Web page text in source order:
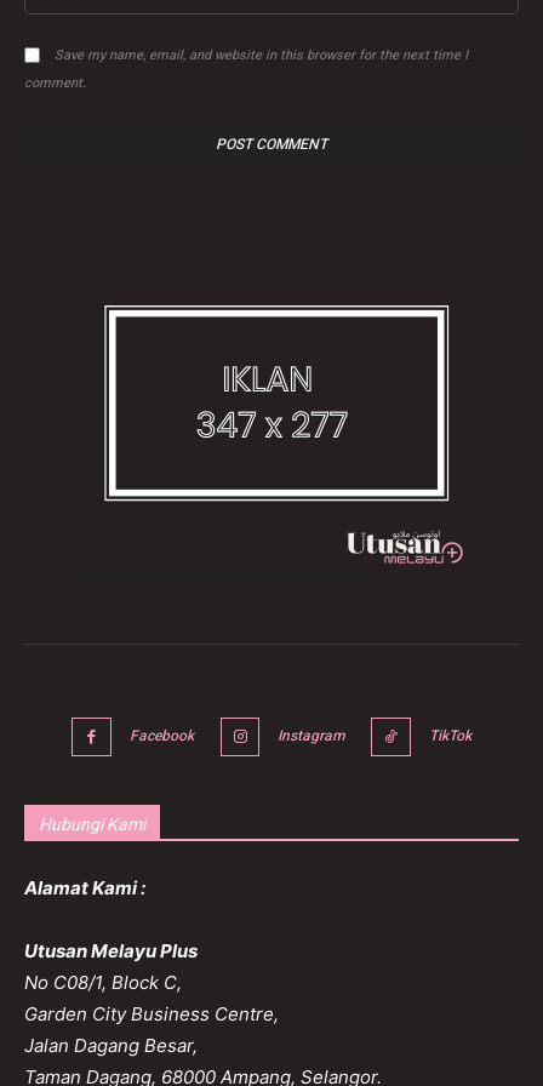
Save my name, email, and website in this browser for the next time I
comment.
Facebook Instagram TikTok
Hubungi Kami
Alamat Kami :
Utusan Melayu Plus
No C08/1, Block C,
Garden City Business Centre,
Jalan Dagang Besar,
Taman Dagang, 68000 Ampang, Selangor.